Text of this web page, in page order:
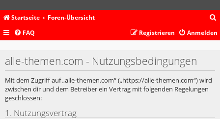
Startseite Foren-Übersicht
c
FAQ Anmelden
Registrieren
alle-themen.com - Nutzungsbedingungen
Mit dem Zugriff auf „alle-themen.com“ („https://alle-themen.com“) wird
zwischen dir und dem Betreiber ein Vertrag mit folgenden Regelungen
geschlossen:
1. Nutzungsvertrag